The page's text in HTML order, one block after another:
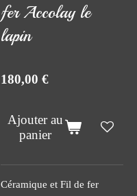
fer Accolay le
lapin
180,00 €
Ajouter au
panier
Céramique et Fil de fer